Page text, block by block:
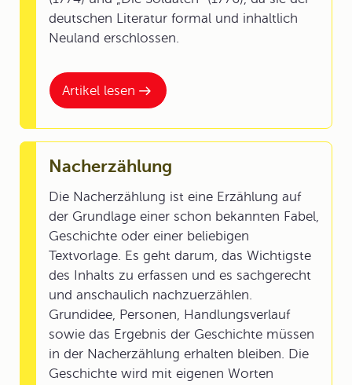
Artikel lesen
deutschen Literatur formal und inhaltlich
Neuland erschlossen.
Nacherzählung
Die Nacherzählung ist eine Erzählung auf
der Grundlage einer schon bekannten Fabel,
Geschichte oder einer beliebigen
Textvorlage. Es geht darum, das Wichtigste
des Inhalts zu erfassen und es sachgerecht
und anschaulich nachzuerzählen.
Grundidee, Personen, Handlungsverlauf
sowie das Ergebnis der Geschichte müssen
in der Nacherzählung erhalten bleiben. Die
Geschichte wird mit eigenen Worten